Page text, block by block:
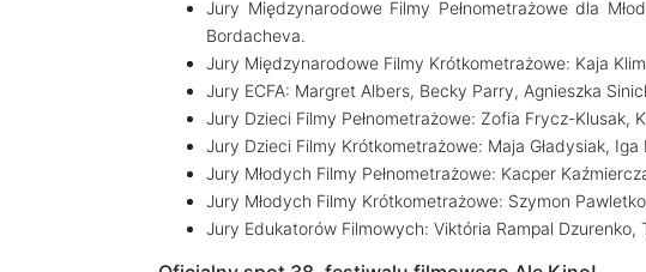
Jury Międzynarodowe Filmy Pełnometrażowe dla
Bordacheva.
Jury Międzynarodowe Filmy Krótkometrażowe: Kaja
Jury ECFA: Margret Albers, Becky Parry, Agnieszka
Jury Dzieci Filmy Pełnometrażowe: Zofia Frycz-Klusak,
Jury Dzieci Filmy Krótkometrażowe: Maja Gładysiak,
Jury Młodych Filmy Pełnometrażowe: Kacper
Jury Młodych Filmy Krótkometrażowe: Szymon
Jury Edukatorów Filmowych: Viktória Rampal